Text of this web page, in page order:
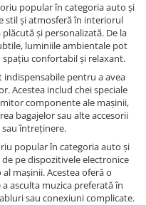
popular în categoria auto și
stil și atmosferă în interiorul
și personalizată. De la
luminiile ambientale pot
confortabil și relaxant.
indispensabile pentru a avea
Acestea includ chei speciale
componente ale mașinii,
bagajelor sau alte accesorii
întreținere.
popular în categoria auto și
pe dispozitivele electronice
mașinii. Acestea oferă o
asculta muzica preferată în
sau conexiuni complicate.